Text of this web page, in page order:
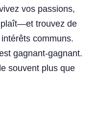
vos passions,
trouvez de
communs.
gagnant-gagnant.
souvent plus que